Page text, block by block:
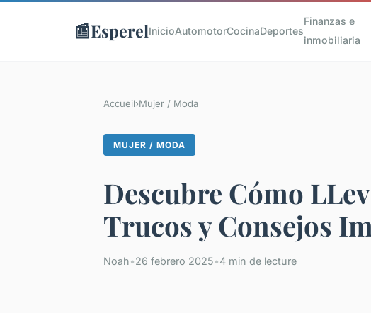
📰EsperelInicioAutomotorCocinaDeportes
Finanzas e
inmobiliaria
Accueil›Mujer / Moda
MUJER / MODA
Descubre Cómo
Trucos y Consejos
Noah•26 febrero 2025•4 min de lecture